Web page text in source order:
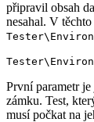
připravil obsah
nesahal. V
První parametr
zámku. Test,
musí počkat na